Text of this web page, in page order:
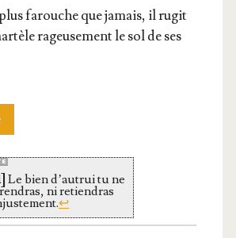
farouche que jamais, il rugit
rageu­se­ment le sol de ses
L’ombre
Le bien d’au­trui tu ne
ni retien­dras
↩